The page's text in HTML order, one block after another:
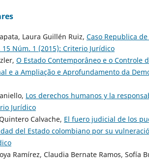
Laura Guillén Ruiz, Caso Republica
15 Núm. 1 (2015): Criterio Jurídico
O Estado Contemporâneo e o Controle
e a Ampliação e Aprofundamento da
Los derechos humanos y la
Jurídico
Calvache, El fuero judicial de los
del Estado colombiano por su
Ramírez, Claudia Bernate Ramos, Sofía